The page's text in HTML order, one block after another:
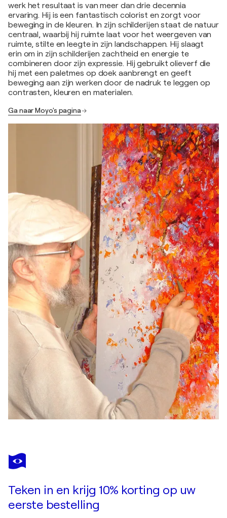
werk het resultaat is van meer dan drie decennia
ervaring. Hij is een fantastisch colorist en zorgt voor
beweging in de kleuren. In zijn schilderijen staat de natuur
centraal, waarbij hij ruimte laat voor het weergeven van
ruimte, stilte en leegte in zijn landschappen. Hij slaagt
erin om in zijn schilderijen zachtheid en energie te
combineren door zijn expressie. Hij gebruikt olieverf die
hij met een paletmes op doek aanbrengt en geeft
beweging aan zijn werken door de nadruk te leggen op
contrasten, kleuren en materialen.
Ga naar Moyo's pagina
Teken in en krijg 10% korting op uw
eerste bestelling